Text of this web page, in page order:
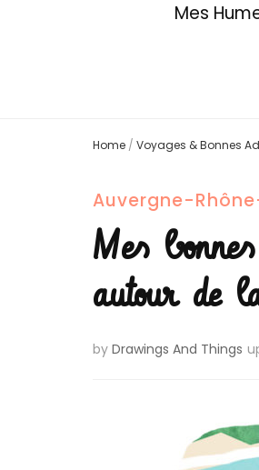
Mes
Home / Voyages & Bonnes
Auvergne-
Mes
autour de
by Drawings And Things